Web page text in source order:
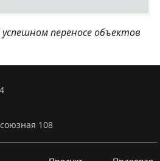
переносе объектов
108